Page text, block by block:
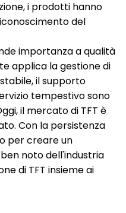
i prodotti hanno
del
importanza a qualità
applica la gestione di
stabile, il supporto
tempestivo sono
il mercato di TFT è
Con la persistenza
per creare un
noto dell'industria
di TFT insieme ai